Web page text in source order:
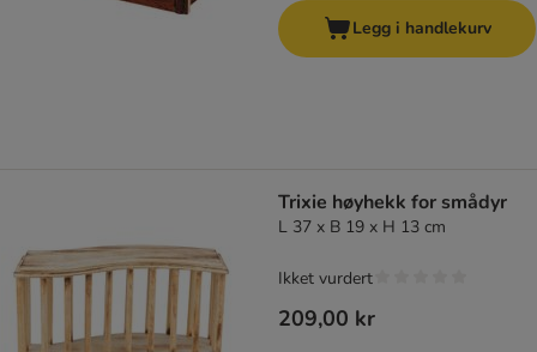
Legg i handlekurv
Trixie høyhekk for smådyr
L 37 x B 19 x H 13 cm
209,00 kr
Ikket vurdert